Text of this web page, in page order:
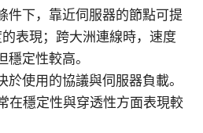
件下，靠近伺服器的節點可提
表現；跨大洲連線時，速度
定性較高。
於使用的協議與伺服器負載。
在穩定性與穿透性方面表現較